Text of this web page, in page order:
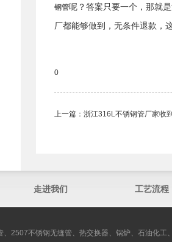
钢管呢？答案只要一个，那就
厂都能够做到，无条件退款，
0
上一篇： 浙江316L不锈钢管厂家收
走进我们 工艺流程
、2507不锈钢无缝管、热交换器、锅炉、石油化